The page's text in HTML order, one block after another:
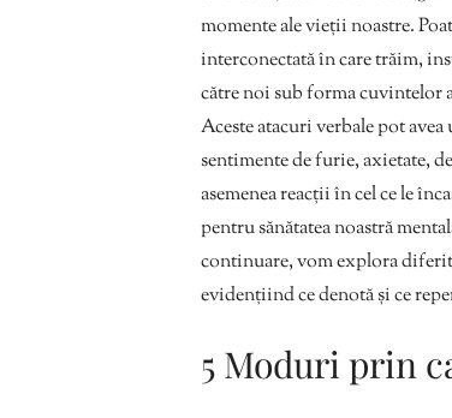
momente ale vieții noastre.
interconectată în care trăim,
către noi sub forma cuvintelor
Aceste atacuri verbale pot
sentimente de furie, axietate,
asemenea reacții în cel ce le
pentru sănătatea noastră
continuare, vom explora
evidențiind ce denotă și ce
5 Moduri prin